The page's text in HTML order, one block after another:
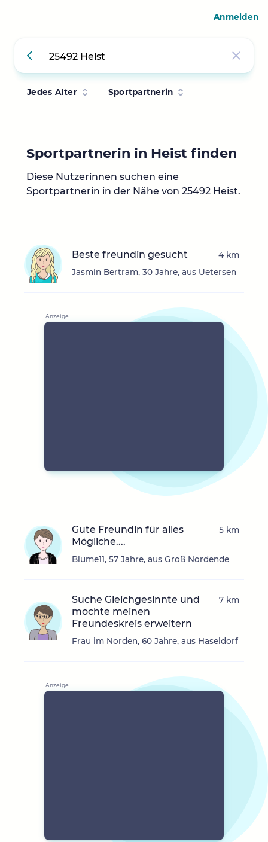
Jedes Alter Sportpartnerin
Sportpartnerin in Heist finden
Diese Nutzerinnen suchen eine
Sportpartnerin in der Nähe von 25492 Heist.
Beste freundin gesucht
Jasmin Bertram, 30 Jahre, aus Uetersen
4 km
Gute Freundin für alles
Mögliche....
Blume11, 57 Jahre, aus Groß Nordende
5 km
Suche Gleichgesinnte und
möchte meinen
Freundeskreis erweitern
Frau im Norden, 60 Jahre, aus Haseldorf
7 km
Anmelden